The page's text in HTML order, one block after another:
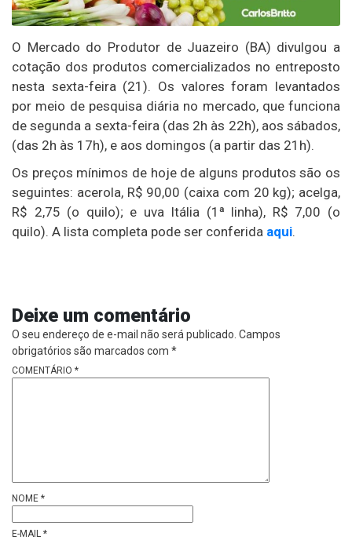
O Mercado do Produtor de Juazeiro (BA) divulgou a
cotação dos produtos comercializados no entreposto
nesta sexta-feira (21). Os valores foram levantados
por meio de pesquisa diária no mercado, que funciona
de segunda a sexta-feira (das 2h às 22h), aos sábados,
(das 2h às 17h), e aos domingos (a partir das 21h).
Os preços mínimos de hoje de alguns produtos são os
seguintes: acerola, R$ 90,00 (caixa com 20 kg); acelga,
R$ 2,75 (o quilo); e uva Itália (1ª linha), R$ 7,00 (o
quilo). A lista completa pode ser conferida aqui.
Deixe um comentário
O seu endereço de e-mail não será publicado. Campos
obrigatórios são marcados com *
COMENTÁRIO *
NOME *
E-MAIL *